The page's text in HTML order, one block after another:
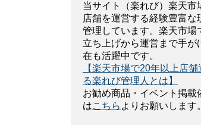
当サイト（楽れび）楽天市
店舗を運営する経験豊富な
管理しています。楽天市場
立ち上げから運営まで手が
在も活躍中です。
【楽天市場で20年以上店
る楽れび管理人とは】
お勧め商品・イベント掲載
はこちら よりお願いします。